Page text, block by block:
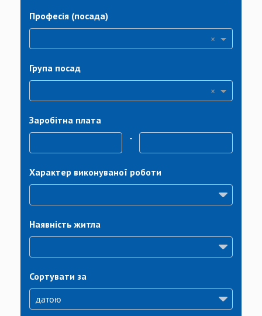
Професія (посада)
×
Група посад
×
Заробітна плата
-
Характер виконуваної роботи
Наявність житла
Сортувати за